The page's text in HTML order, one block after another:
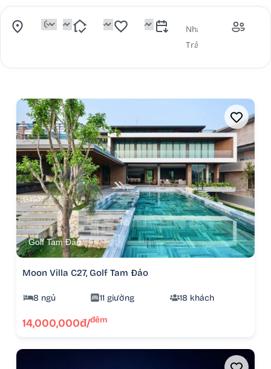
Golf Tam Đảo
Moon Villa C27, Golf Tam Đảo
8 ngủ 11 giường 18 khách
14,000,000đ/đêm